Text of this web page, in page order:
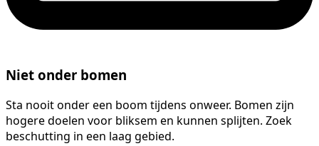
Niet onder bomen
Sta nooit onder een boom tijdens onweer. Bomen zijn
hogere doelen voor bliksem en kunnen splijten. Zoek
beschutting in een laag gebied.